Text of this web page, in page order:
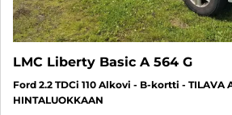
LMC Liberty Basic A 564 G
Ford 2.2 TDCi 110 Alkovi - B-kortti - TILAVA
HINTALUOKKAAN